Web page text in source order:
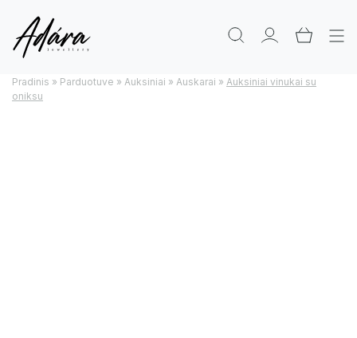
Pradinis » Parduotuve » Auksiniai » Auskarai » Auksiniai vinukai su
oniksu